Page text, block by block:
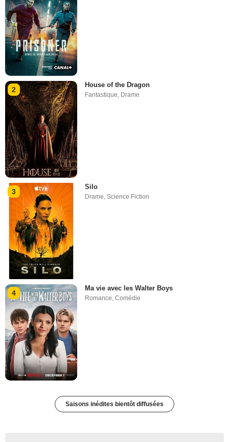
2
House of the Dragon
Fantastique, Drame
3
Silo
Drame ,Science Fiction
4
Ma vie avec les Walter Boys
Romance,Comédie
Saisons inédites bientôt diffusées